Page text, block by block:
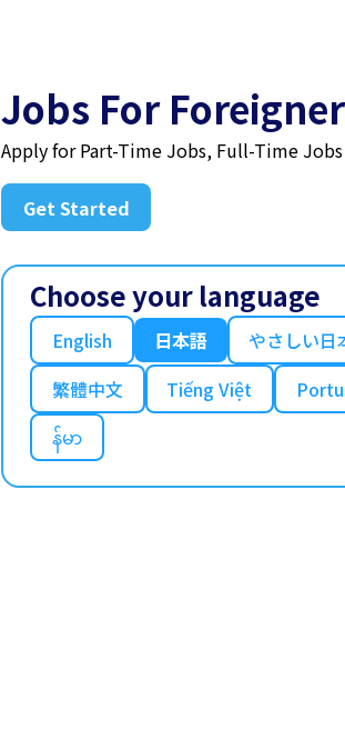
Jobs For
Apply for Part-Time Jobs, Full-Time
Get Started
Choose your language
English 日本語 やさしい日
繁體中文
Tiếng Việt
န်မာ